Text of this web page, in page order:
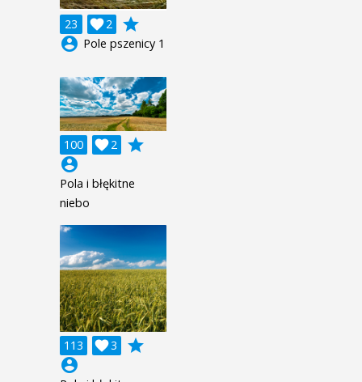
23 2

grade
account_circle Pole pszenicy 1
100 2

grade
account_circle
Pola i błękitne
niebo
113 3

grade
account_circle